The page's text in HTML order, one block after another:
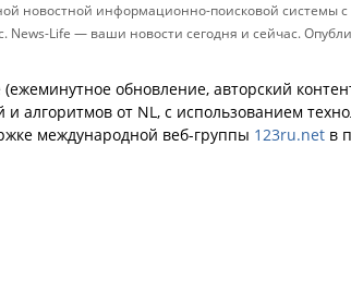
новостной информационно-поисковой системы с
News-Life — ваши новости сегодня и сейчас.
обновление, авторский
от NL, с использованием
международной веб-группы 123ru.net в